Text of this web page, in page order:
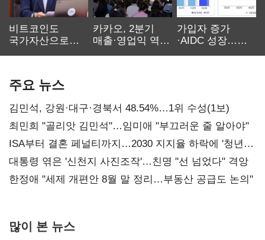
비트코인도
국가자산으로…'
카카오, 2분기
매출·영업익 역대
가입자 증가
·AIDC 성장…
주요 뉴스
김민석, 강원·대구·경북서 48.54%…1위 수성(1보)
최민희 "골리앗 김민석"…임미애 "부끄러운 줄 알아야"
ISA부터 결혼 페널티까지…2030 지지율 하락에 '청년
챙기기'
대통령 엮은 '신천지 사진조작'…친명 "선 넘었다" 격앙
한정애 "세제 개편안 8월 말 정리…부동산 공급도 논의"
많이 본 뉴스